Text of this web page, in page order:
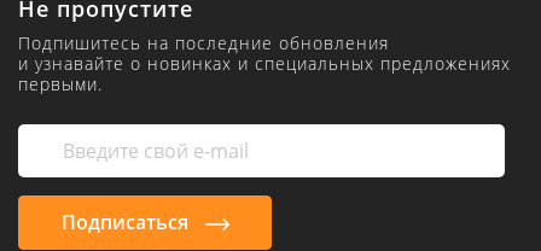
Не пропустите
Подпишитесь на последние обновления
и узнавайте о новинках и специальных предложениях
первыми.
Подписаться